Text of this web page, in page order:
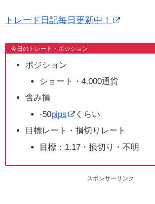
トレード日記毎日更新中！
今日のトレード・ポジション
ポジション
ショート・4,000通貨
含み損
-50pips
くらい
目標レート・損切りレート
目標：1.17・損切り・不明
スポンサーリンク